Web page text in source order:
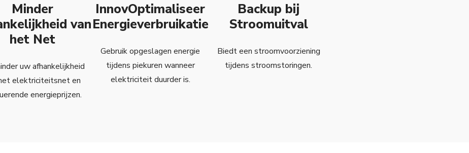
Minder
van
het Net
uw afhankelijkheid
elektriciteitsnet en
energieprijzen.
InnovOptimaliseer
Energieverbruikatie
Gebruik opgeslagen energie
tijdens piekuren wanneer
elektriciteit duurder is.
Backup bij
Stroomuitval
Biedt een stroomvoorziening
tijdens stroomstoringen.